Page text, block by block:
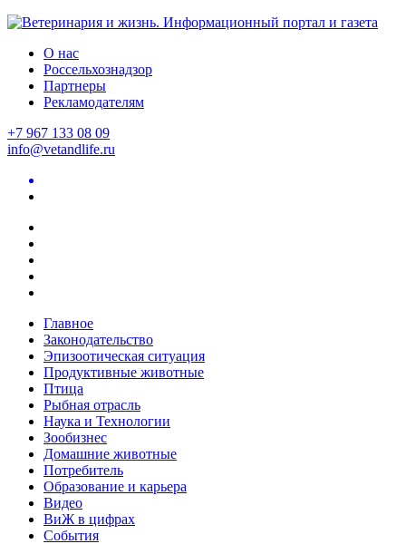
О нас
Россельхознадзор
Партнеры
Рекламодателям
+7 967 133 08 09
info@vetandlife.ru
Главное
Законодательство
Эпизоотическая ситуация
Продуктивные животные
Птица
Рыбная отрасль
Наука и Технологии
Зообизнес
Домашние животные
Потребитель
Образование и карьера
Видео
ВиЖ в цифрах
События